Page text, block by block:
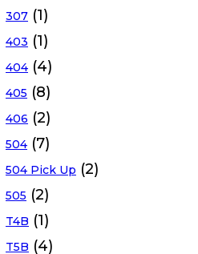
307 (1)
403 (1)
404 (4)
405 (8)
406 (2)
504 (7)
504 Pick Up (2)
505 (2)
T4B (1)
T5B (4)